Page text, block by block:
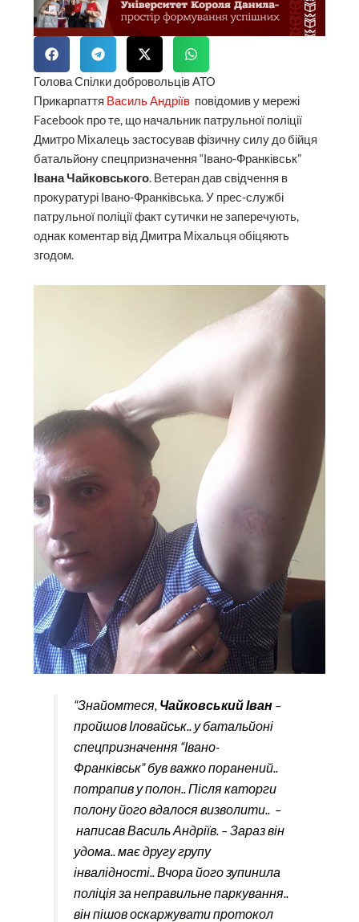
Голова Спілки добровольців АТО
Прикарпаття Василь Андріїв повідомив у мережі
Facebook про те, що начальник патрульної поліції
Дмитро Міхалець застосував фізичну силу до бійця
батальйону спецпризначення “Івано-Франківськ”
Івана Чайковського. Ветеран дав свідчення в
прокуратурі Івано-Франківська. У прес-службі
патрульної поліції факт сутички не заперечують,
однак коментар від Дмитра Міхальця обіцяють
згодом.
“Знайомтеся, Чайковський Іван–
пройшов Іловайськ.. у батальйоні
спецпризначення “Івано-
Франківськ” був важко поранений..
потрапив у полон.. Після каторги
полону його вдалося визволити.. –
написав Василь Андріїв. – Зараз він
удома.. має другу групу
інвалідності.. Вчора його зупинила
поліція за неправильне паркування..
він пішов оскаржувати протокол